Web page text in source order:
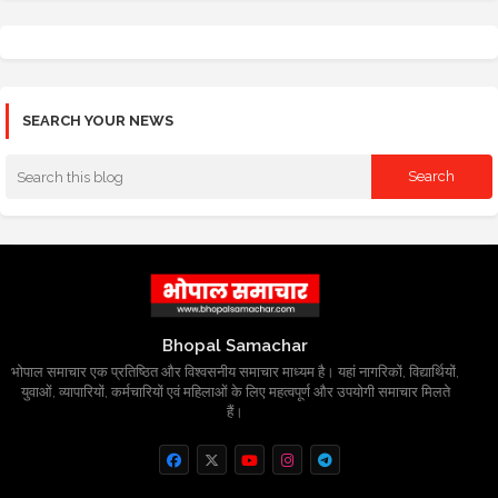
SEARCH YOUR NEWS
Bhopal Samachar
भोपाल समाचार एक प्रतिष्ठित और विश्वसनीय समाचार माध्यम है। यहां नागरिकों, विद्यार्थियों,
युवाओं, व्यापारियों, कर्मचारियों एवं महिलाओं के लिए महत्वपूर्ण और उपयोगी समाचार मिलते
हैं।